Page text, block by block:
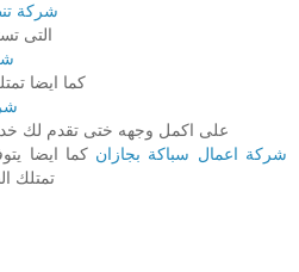
شركة
التى
كما ايضا
على اكمل وجهه ختى تقدم لك
شركة اعمال سباكة بجازان كما ايضا
تمتلك